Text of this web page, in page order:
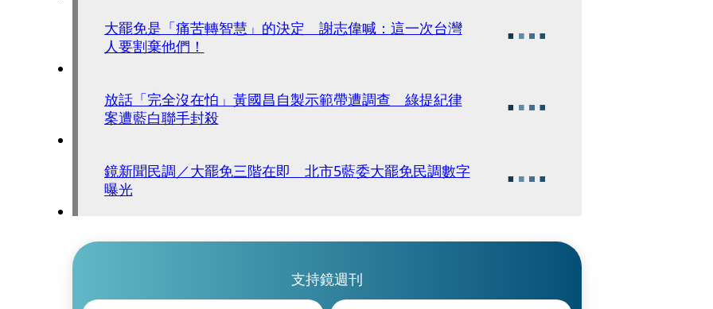
大罷免是「痛苦轉智慧」的決定 謝志偉喊：這一次台灣
人要割棄他們！
放話「完全沒在怕」黃國昌自製示範帶遭調查 綠提紀律
案遭藍白聯手封殺
鏡新聞民調／大罷免三階在即 北市5藍委大罷免民調數字
曝光
支持鏡週刊